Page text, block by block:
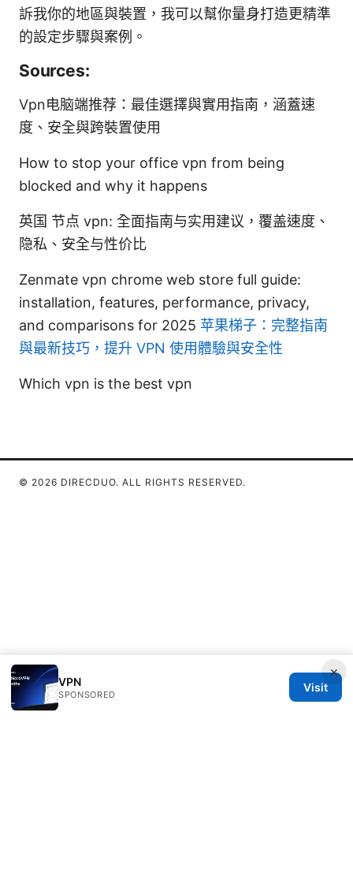
訴我你的地區與裝置，我可以幫你量身打造更精準
的設定步驟與案例。
Sources:
Vpn电脑端推荐：最佳選擇與實用指南，涵蓋速
度、安全與跨裝置使用
How to stop your office vpn from being
blocked and why it happens
英国 节点 vpn: 全面指南与实用建议，覆盖速度、
隐私、安全与性价比
Zenmate vpn chrome web store full guide:
installation, features, performance, privacy,
and comparisons for 2025 苹果梯子：完整指南
與最新技巧，提升 VPN 使用體驗與安全性
Which vpn is the best vpn
×
VPN
SPONSORED
Visit
© 2026 DIRECDUO. ALL RIGHTS RESERVED.